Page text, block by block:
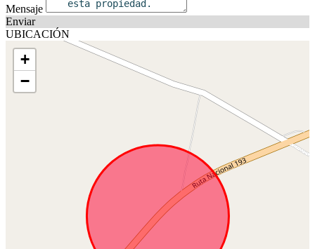
Mensaje
Enviar
UBICACIÓN
+
−